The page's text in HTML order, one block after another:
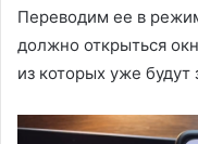
Переводим ее в
должно открыться
из которых уже будут